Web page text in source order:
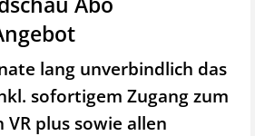
lang unverbindlich das
sofortigem Zugang zum
plus sowie allen